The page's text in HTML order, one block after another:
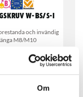
Om
W-BS/S-I
och invändig
M8/M10
FZB (A2K)